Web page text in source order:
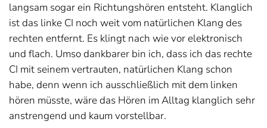
langsam sogar ein Richtungshören entsteht. Klanglich
ist das linke CI noch weit vom natürlichen Klang des
rechten entfernt. Es klingt nach wie vor elektronisch
und flach. Umso dankbarer bin ich, dass ich das rechte
CI mit seinem vertrauten, natürlichen Klang schon
habe, denn wenn ich ausschließlich mit dem linken
hören müsste, wäre das Hören im Alltag klanglich sehr
anstrengend und kaum vorstellbar.